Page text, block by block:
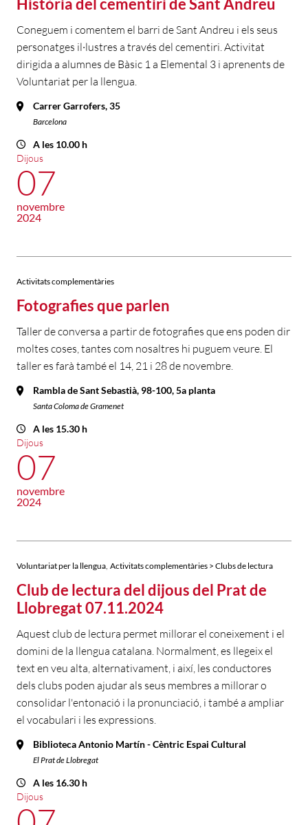
Història del cementiri de Sant Andreu
Coneguem i comentem el barri de Sant Andreu i els seus
personatges il·lustres a través del cementiri. Activitat
dirigida a alumnes de Bàsic 1 a Elemental 3 i aprenents de
Voluntariat per la llengua.
Carrer Garrofers, 35
Barcelona
A les 10.00 h
Dijous
07
novembre
2024
Activitats complementàries
Fotografies que parlen
Taller de conversa a partir de fotografies que ens poden dir
moltes coses, tantes com nosaltres hi puguem veure. El
taller es farà també el 14, 21 i 28 de novembre.
Rambla de Sant Sebastià, 98-100, 5a planta
Santa Coloma de Gramenet
A les 15.30 h
Dijous
07
novembre
2024
Voluntariat per la llengua Activitats complementàries > Clubs de lectura
Club de lectura del dijous del Prat de
Llobregat 07.11.2024
Aquest club de lectura permet millorar el coneixement i el
domini de la llengua catalana. Normalment, es llegeix el
text en veu alta, alternativament, i així, les conductores
dels clubs poden ajudar als seus membres a millorar o
consolidar l'entonació i la pronunciació, i també a ampliar
el vocabulari i les expressions.
Biblioteca Antonio Martín - Cèntric Espai Cultural
El Prat de Llobregat
A les 16.30 h
Dijous